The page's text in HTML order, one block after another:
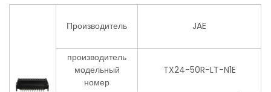
Производитель JAE
производитель
модельный
номер
TX24-50R-LT-N1E